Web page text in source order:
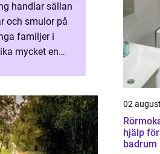
handlar sällan
och smulor på
familjer i
mycket en
02
hjälp
badrum